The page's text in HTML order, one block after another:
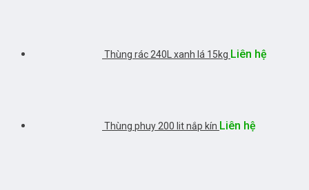
Thùng rác 240L xanh lá 15kg Liên hệ
Thùng phuy 200 lit nắp kín Liên hệ